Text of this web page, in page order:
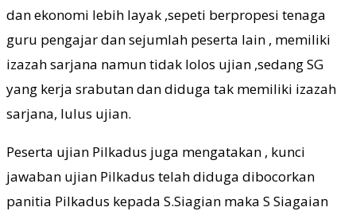
dan ekonomi lebih layak ,sepeti berpropesi tenaga
guru pengajar dan sejumlah peserta lain , memiliki
izazah sarjana namun tidak lolos ujian ,sedang SG
yang kerja srabutan dan diduga tak memiliki izazah
sarjana, lulus ujian.
Peserta ujian Pilkadus juga mengatakan , kunci
jawaban ujian Pilkadus telah diduga dibocorkan
panitia Pilkadus kepada S.Siagian maka S Siagaian